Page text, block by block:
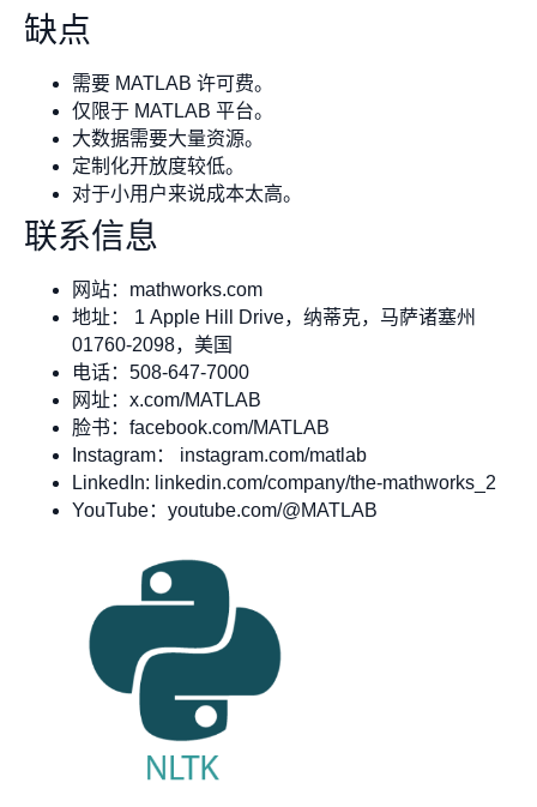
缺点
需要 MATLAB 许可费。
仅限于 MATLAB 平台。
大数据需要大量资源。
定制化开放度较低。
对于小用户来说成本太高。
联系信息
网站：mathworks.com
地址： 1 Apple Hill Drive，纳蒂克，马萨诸塞州
01760-2098，美国
电话：508-647-7000
网址：x.com/MATLAB
脸书：facebook.com/MATLAB
Instagram： instagram.com/matlab
LinkedIn: linkedin.com/company/the-mathworks_2
YouTube：youtube.com/@MATLAB